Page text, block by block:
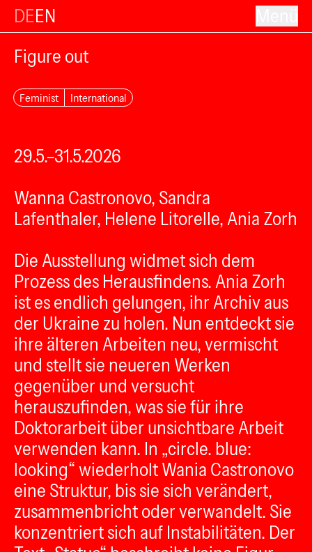
DEEN
Figure out
Feminist International
29.5.–31.5.2026
Wanna Castronovo, Sandra
Lafenthaler, Helene Litorelle, Ania Zorh
Die Ausstellung widmet sich dem
Prozess des Herausfindens. Ania Zorh
ist es endlich gelungen, ihr Archiv aus
der Ukraine zu holen. Nun entdeckt sie
ihre älteren Arbeiten neu, vermischt
und stellt sie neueren Werken
gegenüber und versucht
herauszufinden, was sie für ihre
Doktorarbeit über unsichtbare Arbeit
verwenden kann. In „circle. blue:
looking“ wiederholt Wania Castronovo
eine Struktur, bis sie sich verändert,
zusammenbricht oder verwandelt. Sie
konzentriert sich auf Instabilitäten. Der